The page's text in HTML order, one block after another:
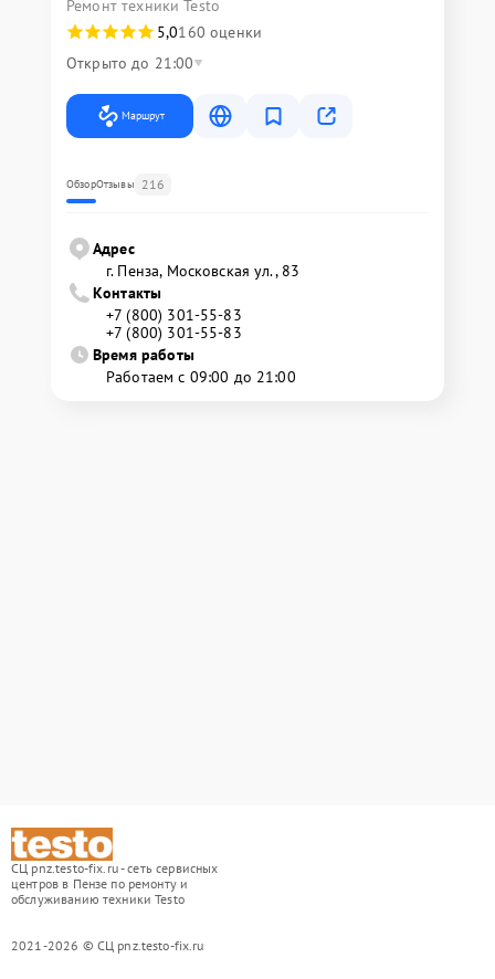
Ремонт техники Testo
5,0160 оценки
Открыто до 21:00
Маршрут
ОбзорОтзывы 216
Адрес
г. Пенза, Московская ул., 83
Контакты
+7 (800) 301-55-83
+7 (800) 301-55-83
Время работы
Работаем с 09:00 до 21:00
СЦ pnz.testo-fix.ru - сеть сервисных
центров в Пензе по ремонту и
обслуживанию техники Testo
2021-2026 © СЦ pnz.testo-fix.ru